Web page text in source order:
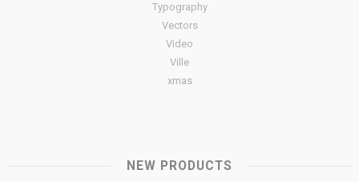
Typography
Vectors
Video
Ville
xmas
NEW PRODUCTS